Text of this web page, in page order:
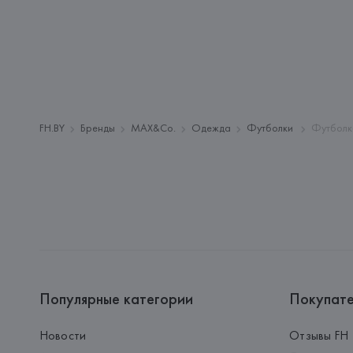
FH.BY Бренды MAX&Co. Одежда Футболки
Популярные категории
Новости
Отзывы FH